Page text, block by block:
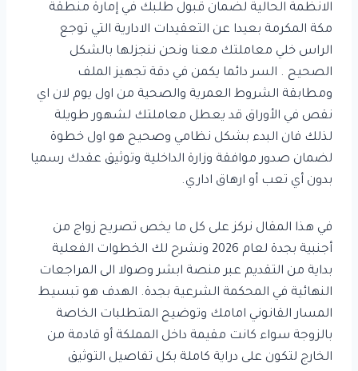
الانظمة الحالية لضمان قبول طلبك في إمارة منطقة
مكة المكرمة بعيدا عن التعقيدات الادارية التي توجع
الراس خلي معاملتك معنا ونحن ننجزلها بالشكل
الصحيح . السر دائما يكمن في دقة تجهيز الملف
ومطابقة الشروط العمرية والصحية من اول يوم لان اي
نقص في الأوراق قد يعطل معاملتك لشهور طويلة
لذلك فان البدء بشكل نظامي وصحيح هو اول خطوة
لضمان صدور موافقة وزارة الداخلية وتوثيق عقدك رسميا
بدون أي تعب أو ارهاق اداري.
في هذا المقال نركز على كل ما يخص تصريح زواج من
أجنبية بجدة لعام 2026 ونشرح لك الخطوات الفعلية
بداية من التقديم عبر منصة ابشر وصولا الى المراجعات
النهائية في المحكمة الشرعية بجدة. الهدف هو تبسيط
المسار القانوني امامك وتوضيح المتطلبات الخاصة
بالزوجة سواء كانت مقيمة داخل المملكة أو قادمة من
الخارج لتكون على دراية كاملة بكل تفاصيل التوثيق